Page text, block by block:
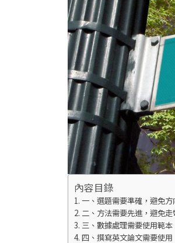
內容目錄
一、選題需要準確，避免方
二、方法需要先進，避免走
三、數據處理需要使用範
四、撰寫英文論文需要使